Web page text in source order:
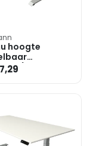
hoogte
»Move 4«
T-poot